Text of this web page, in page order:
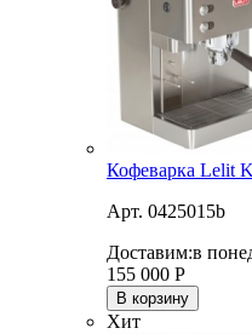
Кофеварка Lelit
Арт. 0425015b
Доставим:в
155 000 Р
В корзину
Хит